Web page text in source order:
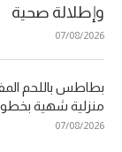
وإطلالة صحية
07/08/2026
بطاطس باللحم
منزلية شهية
07/08/2026